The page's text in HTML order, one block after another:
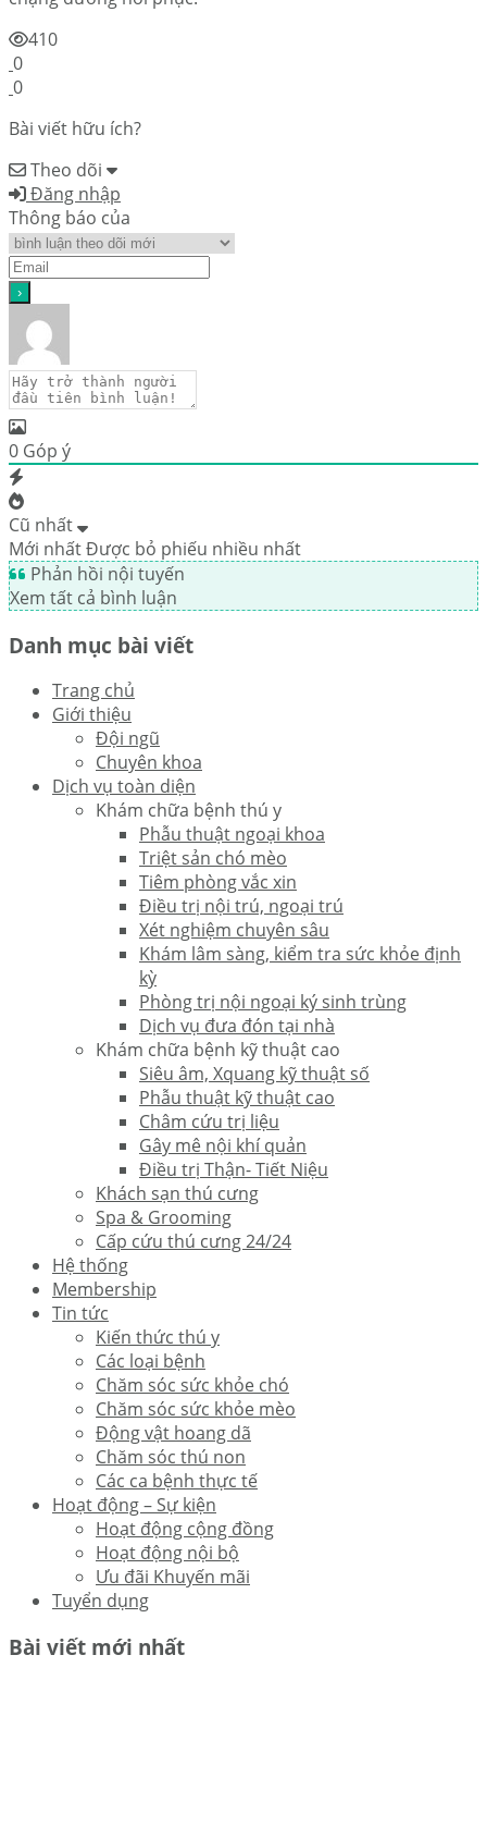
410
0
0
Bài viết hữu ích?
Theo dõi
Đăng nhập
Thông báo của
0 Góp ý
Cũ nhất
Mới nhấtĐược bỏ phiếu nhiều nhất
Phản hồi nội tuyến
Xem tất cả bình luận
Danh mục bài viết
Trang chủ
Giới thiệu
Đội ngũ
Chuyên khoa
Dịch vụ toàn diện
Khám chữa bệnh thú y
Phẫu thuật ngoại khoa
Triệt sản chó mèo
Tiêm phòng vắc xin
Điều trị nội trú, ngoại trú
Xét nghiệm chuyên sâu
Khám lâm sàng, kiểm tra sức khỏe định
kỳ
Phòng trị nội ngoại ký sinh trùng
Dịch vụ đưa đón tại nhà
Khám chữa bệnh kỹ thuật cao
Siêu âm, Xquang kỹ thuật số
Phẫu thuật kỹ thuật cao
Châm cứu trị liệu
Gây mê nội khí quản
Điều trị Thận- Tiết Niệu
Khách sạn thú cưng
Spa & Grooming
Cấp cứu thú cưng 24/24
Hệ thống
Membership
Tin tức
Kiến thức thú y
Các loại bệnh
Chăm sóc sức khỏe chó
Chăm sóc sức khỏe mèo
Động vật hoang dã
Chăm sóc thú non
Các ca bệnh thực tế
Hoạt động – Sự kiện
Hoạt động cộng đồng
Hoạt động nội bộ
Ưu đãi Khuyến mãi
Tuyển dụng
Bài viết mới nhất